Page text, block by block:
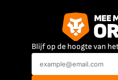
Blijf op de hoogte van